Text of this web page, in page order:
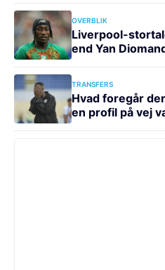
OVERBLIK
Liverpool-
end Yan
TRANSFERS
Hvad foregår
en profil på vej